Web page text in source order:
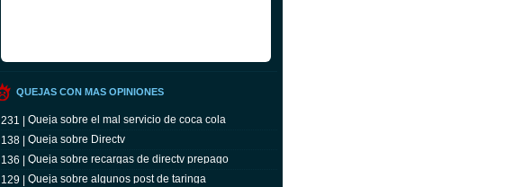
QUEJAS CON MAS OPINIONES
231 | Queja sobre el mal servicio de coca cola
138 | Queja sobre Directv
136 | Queja sobre recargas de directv prepago
129 | Queja sobre algunos post de taringa